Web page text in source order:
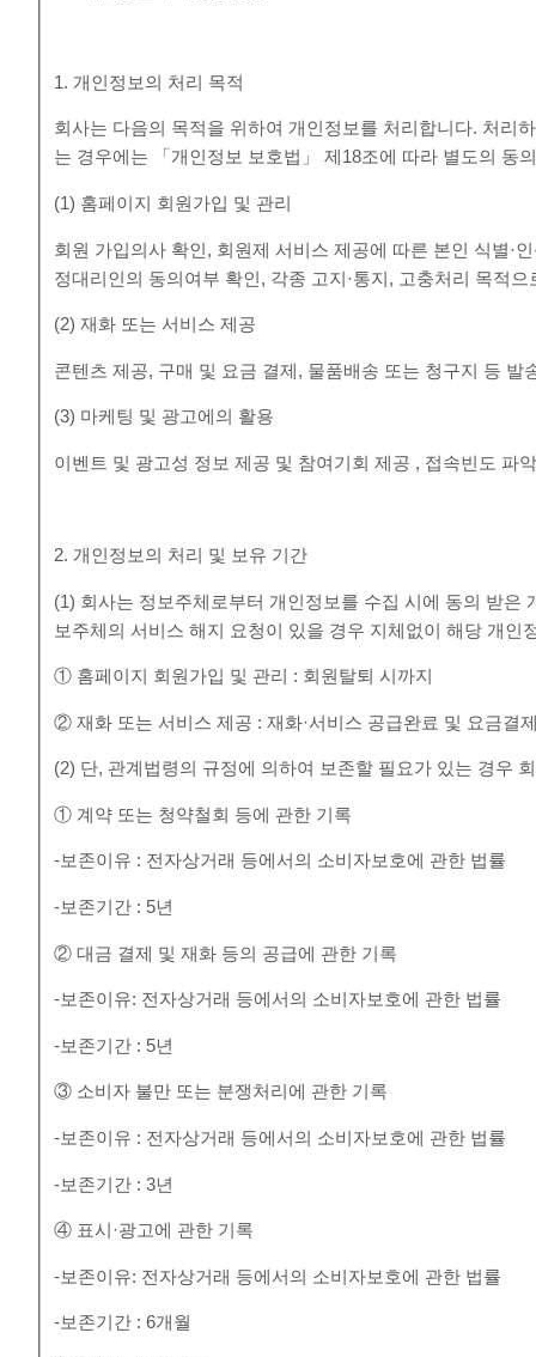
1. 개인정보의 처리 목적
회사는 다음의 목적을 위하여 개인정보를 처리합니다. 처리
는 경우에는 「개인정보 보호법」 제18조에 따라 별도의 동
(1) 홈페이지 회원가입 및 관리
회원 가입의사 확인, 회원제 서비스 제공에 따른 본인 식별·
정대리인의 동의여부 확인, 각종 고지·통지, 고충처리 목적
(2) 재화 또는 서비스 제공
콘텐츠 제공, 구매 및 요금 결제, 물품배송 또는 청구지 등
(3) 마케팅 및 광고에의 활용
이벤트 및 광고성 정보 제공 및 참여기회 제공 , 접속빈도 파
2. 개인정보의 처리 및 보유 기간
(1) 회사는 정보주체로부터 개인정보를 수집 시에 동의 받은
보주체의 서비스 해지 요청이 있을 경우 지체없이 해당 개
① 홈페이지 회원가입 및 관리 : 회원탈퇴 시까지
② 재화 또는 서비스 제공 : 재화·서비스 공급완료 및 요금결
(2) 단, 관계법령의 규정에 의하여 보존할 필요가 있는 경우
① 계약 또는 청약철회 등에 관한 기록
-보존이유 : 전자상거래 등에서의 소비자보호에 관한 법률
-보존기간 : 5년
② 대금 결제 및 재화 등의 공급에 관한 기록
-보존이유: 전자상거래 등에서의 소비자보호에 관한 법률
-보존기간 : 5년
③ 소비자 불만 또는 분쟁처리에 관한 기록
-보존이유 : 전자상거래 등에서의 소비자보호에 관한 법률
-보존기간 : 3년
④ 표시·광고에 관한 기록
-보존이유: 전자상거래 등에서의 소비자보호에 관한 법률
-보존기간 : 6개월